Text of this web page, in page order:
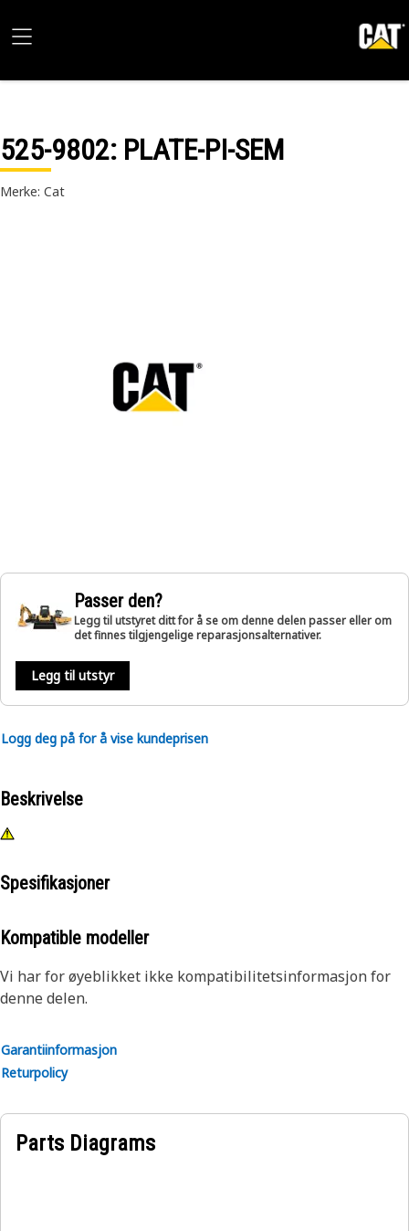
525-9802: PLATE-PI-SEM
Merke: Cat
Passer den?
Legg til utstyret ditt for å se om denne delen passer eller om
det finnes tilgjengelige reparasjonsalternativer.
Legg til utstyr
Logg deg på for å vise kundeprisen
Beskrivelse
Spesifikasjoner
Kompatible modeller
Vi har for øyeblikket ikke kompatibilitetsinformasjon for
denne delen.
Garantiinformasjon
Returpolicy
Parts Diagrams